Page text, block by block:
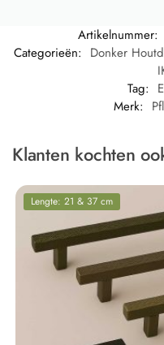
Artikelnummer:
Categorieën: Donker
Tag:
Merk:
Klanten kochten
Lengte: 21 & 37 cm